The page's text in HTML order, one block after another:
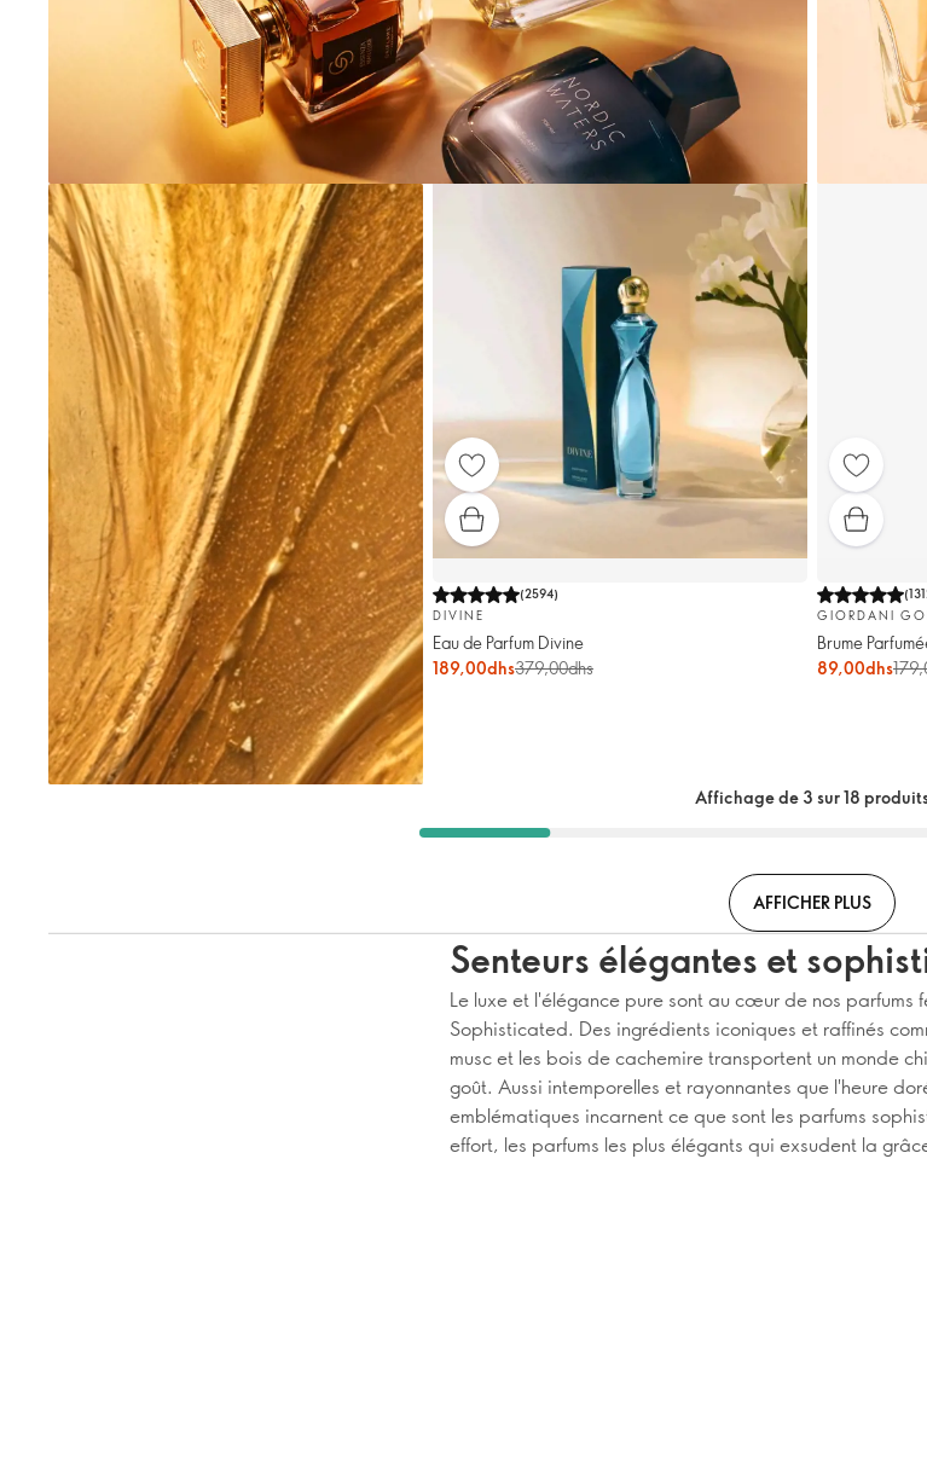
(2594)
DIVINE
Eau de Parfum Divine
189,00dhs379,00dhs
(
GIORDANI
Brume
89,00dhs
Affichage de 3 sur 18
AFFICHER PLUS
Senteurs élégantes et
Le luxe et l'élégance pure sont au cœur de nos parfums
Sophisticated. Des ingrédients iconiques et raffinés
musc et les bois de cachemire transportent un monde
goût. Aussi intemporelles et rayonnantes que l'heure
emblématiques incarnent ce que sont les parfums
effort, les parfums les plus élégants qui exsudent la